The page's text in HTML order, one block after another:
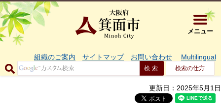
大阪府箕
メニュー
組織のご案内 サイトマップ お問い合わせ Multilingual
検索の仕方
更新日：2025年5月1日